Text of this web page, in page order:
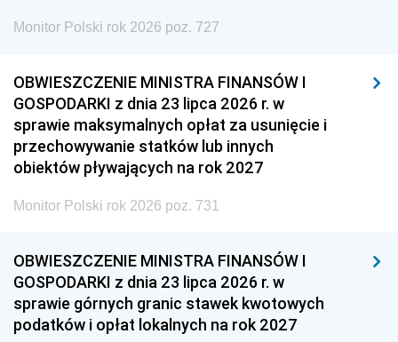
Monitor Polski rok 2026 poz. 727
OBWIESZCZENIE MINISTRA FINANSÓW I
GOSPODARKI z dnia 23 lipca 2026 r. w
sprawie maksymalnych opłat za usunięcie i
przechowywanie statków lub innych
obiektów pływających na rok 2027
Monitor Polski rok 2026 poz. 731
OBWIESZCZENIE MINISTRA FINANSÓW I
GOSPODARKI z dnia 23 lipca 2026 r. w
sprawie górnych granic stawek kwotowych
podatków i opłat lokalnych na rok 2027